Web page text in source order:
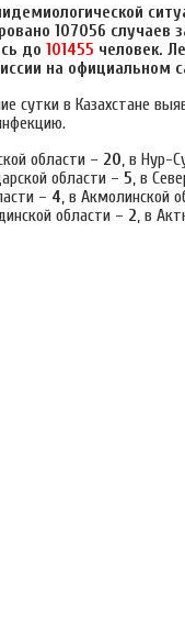
107056 случаев
до 101455 человек.
на официальном
сутки в Казахстане
области – 20, в Нур-
области – 5, в
– 4, в Акмолинской
области – 2, в